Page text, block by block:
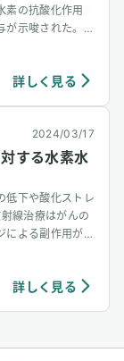
素の抗酸化作用
示唆された。
詳しく見る
2024/03/17
する水素水
低下や酸化ストレ
線治療はがんの
による副作用があ
詳しく見る